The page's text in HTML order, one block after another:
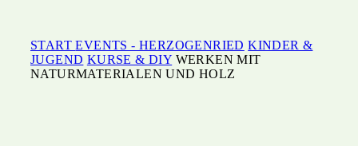
STARTEVENTS - HERZOGENRIED KINDER &
JUGEND KURSE & DIY WERKEN MIT
NATURMATERIALEN UND HOLZ